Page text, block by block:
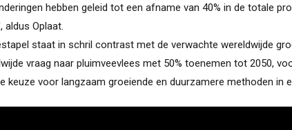
hebben geleid tot een afname van 40% in de totale
aldus Oplaat.
staat in schril contrast met de verwachte wereldwijde
vraag naar pluimveevlees met 50% toenemen tot 2050,
keuze voor langzaam groeiende en duurzamere methoden in